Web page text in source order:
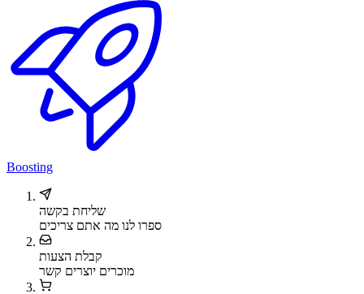
Boosting
שליחת בקשה
ספרו לנו מה אתם צריכים
קבלת הצעות
מוכרים יוצרים קשר